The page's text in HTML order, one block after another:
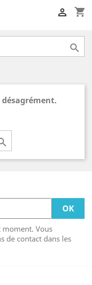
shopping_cart


moment. Vous
de contact dans les